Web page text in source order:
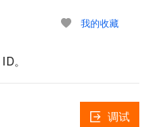
我的收藏
ID。
调试